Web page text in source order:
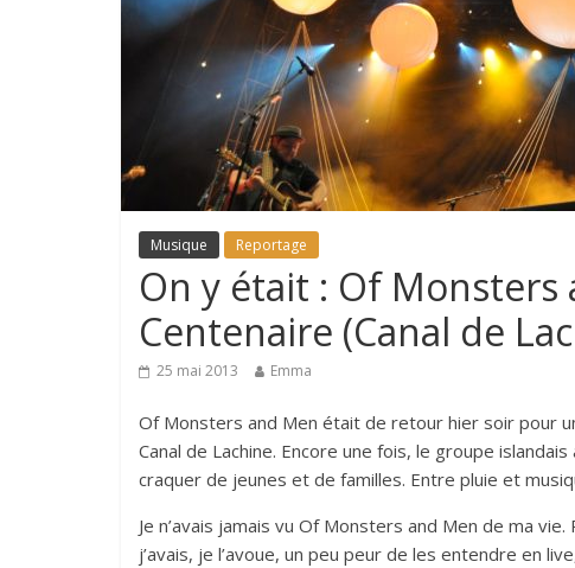
Musique Reportage
On y était : Of Monsters
Centenaire (Canal de
25 mai 2013 Emma
Of Monsters and Men était de retour hier soir pour
Canal de Lachine. Encore une fois, le groupe
craquer de jeunes et de familles. Entre pluie et
Je n’avais jamais vu Of Monsters and Men de ma
j’avais, je l’avoue, un peu peur de les entendre en